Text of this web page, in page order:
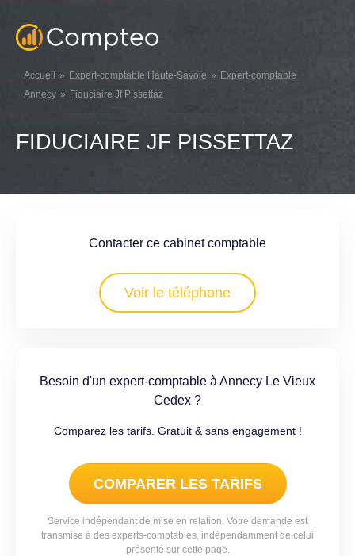
Accueil Expert-comptable Haute-Savoie
Expert-comptable
Annecy
Fiduciaire Jf Pissettaz
FIDUCIAIRE JF PISSETTAZ
Contacter ce cabinet comptable
Voir le téléphone
Besoin d'un expert-comptable à Annecy Le Vieux
Cedex ?
Comparez les tarifs. Gratuit & sans engagement !
COMPARER LES TARIFS
Service indépendant de mise en relation. Votre demande est
transmise à des experts-comptables, indépendamment de celui
présenté sur cette page.